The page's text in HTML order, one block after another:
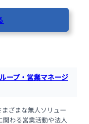
ープ・営業マネージ
ざまな無人ソリュー
関わる営業活動や法人